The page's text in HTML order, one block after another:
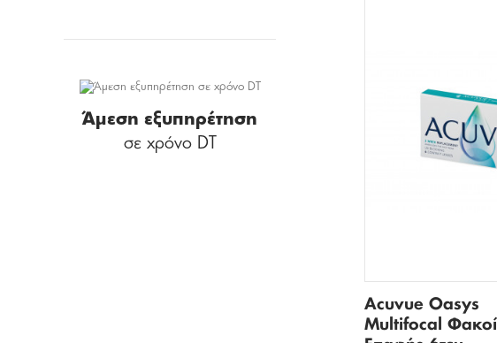
Άμεση εξυπηρέτηση
σε χρόνο DT
Acuvue Oasys
Multifocal Φακοί